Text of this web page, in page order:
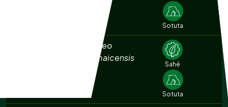
Sotuta
Buteo
jamaicensis
Sahé
Sotuta